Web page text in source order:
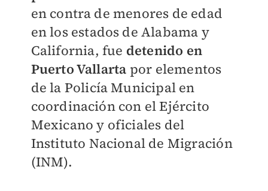
en contra de menores de edad
en los estados de Alabama y
California, fue detenido en
Puerto Vallarta por elementos
de la Policía Municipal en
coordinación con el Ejército
Mexicano y oficiales del
Instituto Nacional de Migración
(INM).